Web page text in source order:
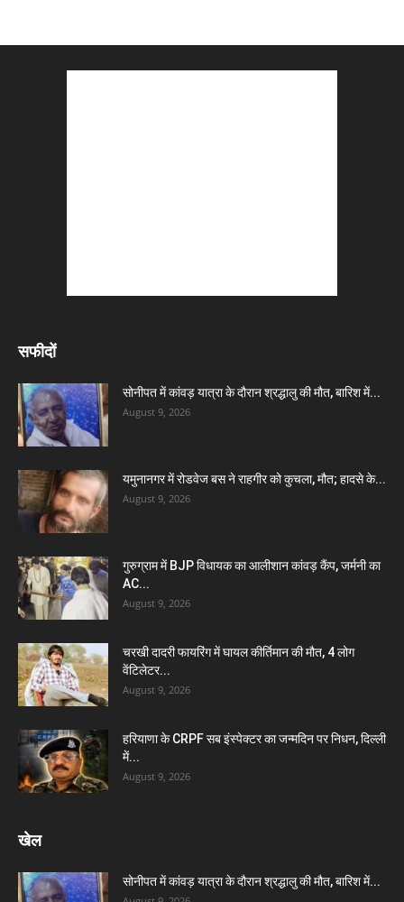
सफीदों
सोनीपत में कांवड़ यात्रा के दौरान श्रद्धालु की मौत, बारिश में...
August 9, 2026
यमुनानगर में रोडवेज बस ने राहगीर को कुचला, मौत; हादसे के...
August 9, 2026
गुरुग्राम में BJP विधायक का आलीशान कांवड़ कैंप, जर्मनी का
AC...
August 9, 2026
चरखी दादरी फायरिंग में घायल कीर्तिमान की मौत, 4 लोग
वेंटिलेटर...
August 9, 2026
हरियाणा के CRPF सब इंस्पेक्टर का जन्मदिन पर निधन, दिल्ली
में...
August 9, 2026
खेल
सोनीपत में कांवड़ यात्रा के दौरान श्रद्धालु की मौत, बारिश में...